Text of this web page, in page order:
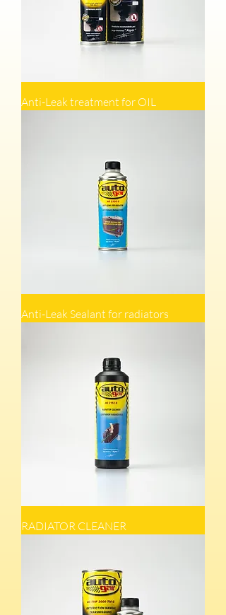
Anti-Leak treatment for OIL
Anti-Leak Sealant for radiators
RADIATOR CLEANER